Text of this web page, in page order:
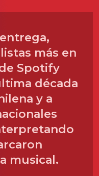
más en
Spotify
década
y a
musical.